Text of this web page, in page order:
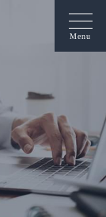
Menu